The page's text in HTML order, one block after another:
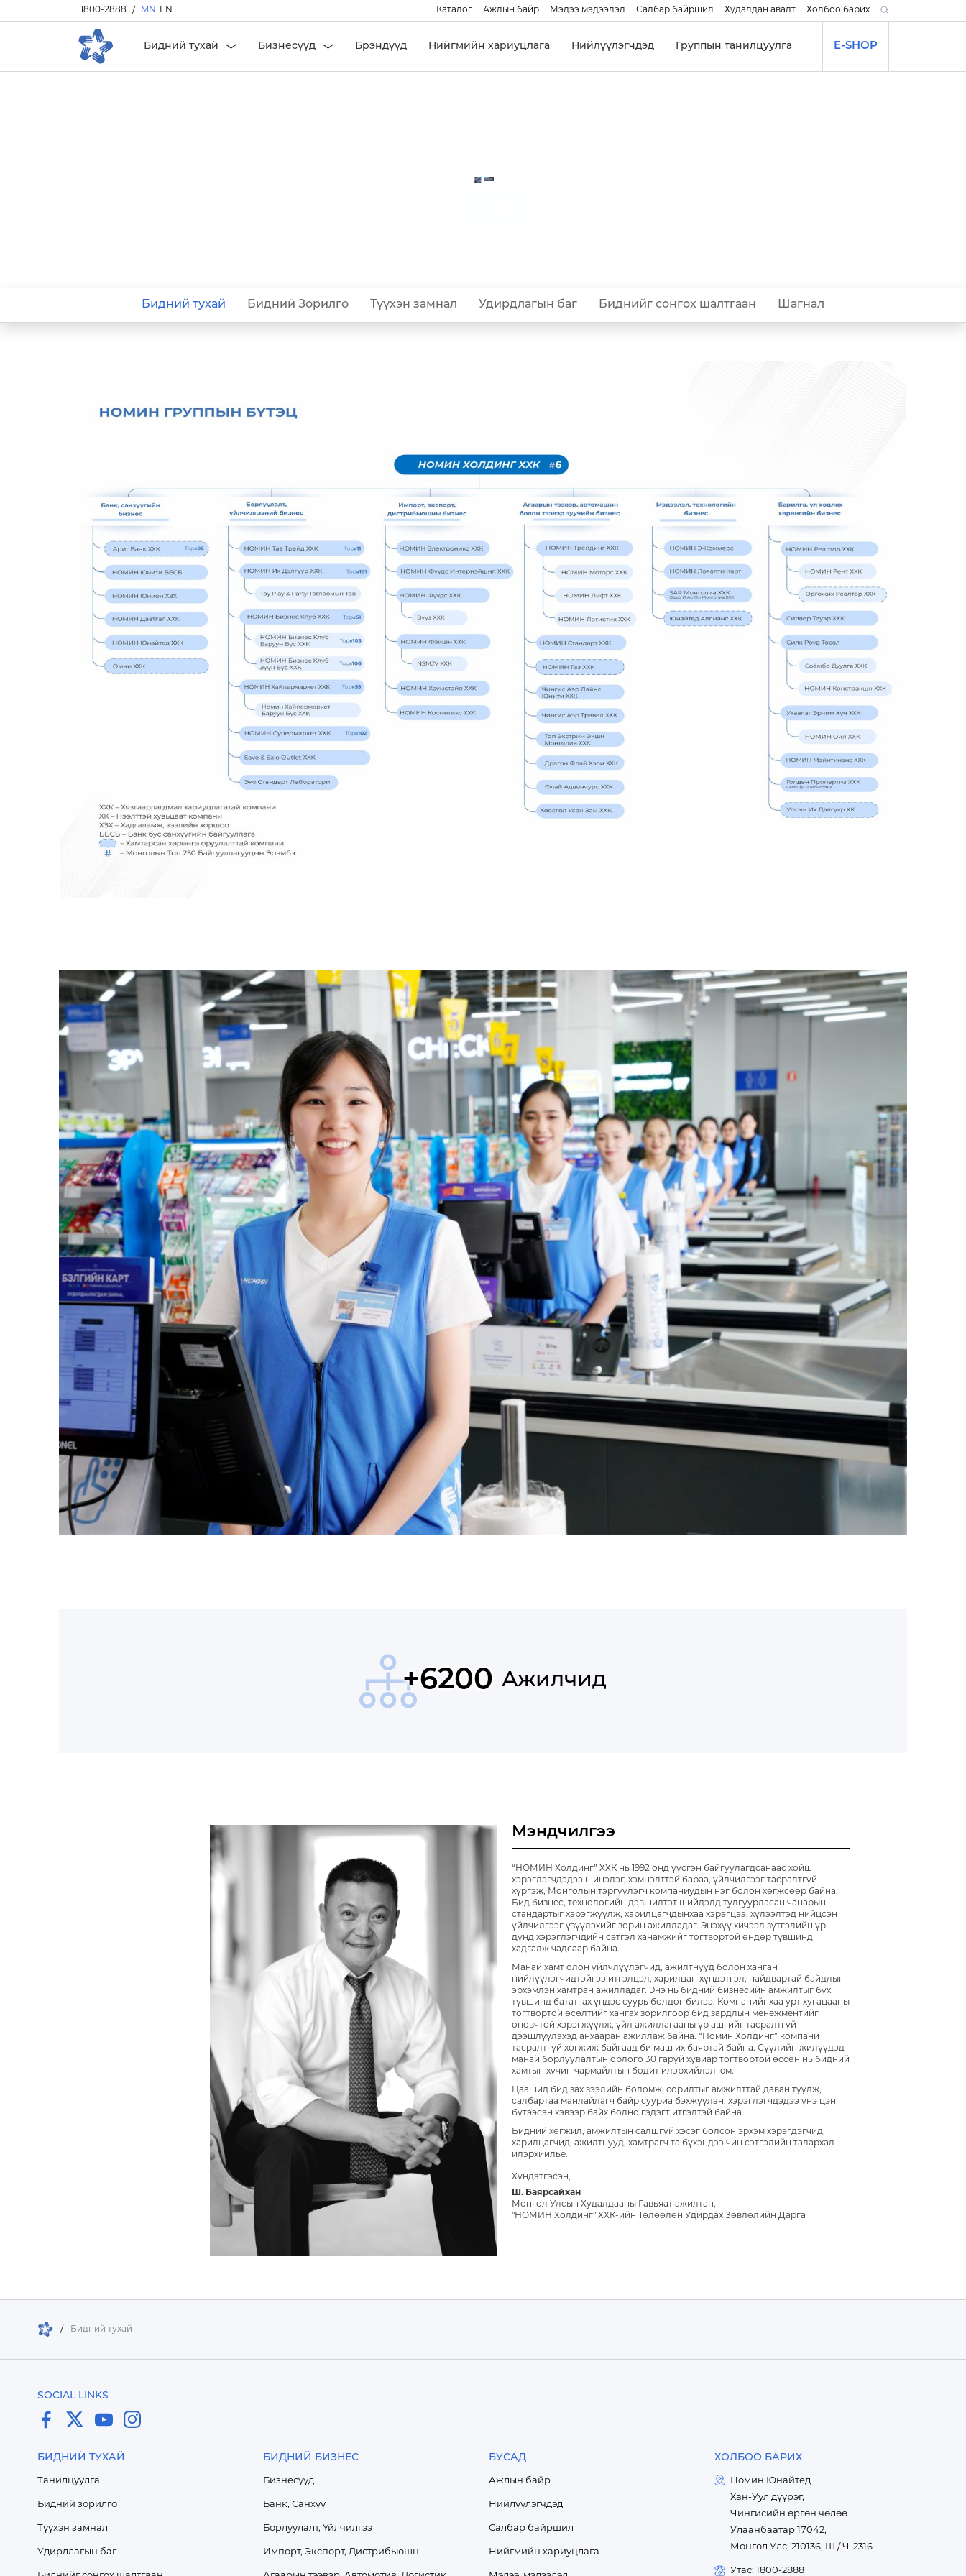
1800-2888 / MN EN Каталог Ажлын байр Мэдээ мэдээлэл Салбар байршил Худалдан авалт Холбоо барих
Бидний тухай Бизнесүүд Брэндүүд Нийгмийн хариуцлага Нийлүүлэгчдэд Группын танилцуулга E-SHOP
Танилцуулга
Бидний тухай Бидний Зорилго Түүхэн замнал Удирдлагын баг Биднийг сонгох шалтгаан Шагнал
+260 Импортын брэндүүд
Мэндчилгээ
“НОМИН Холдинг” ХХК нь 1992 онд үүсгэн байгуулагдсанаас хойш
хэрэглэгчдэдээ шинэлэг, хэмнэлттэй бараа, үйлчилгээг тасралтгүй
хүргэж, Монголын тэргүүлэгч компаниудын нэг болон хөгжсөөр байна.
Бид бизнес, технологийн дэвшилтэт шийдэлд тулгуурласан чанарын
стандартыг хэрэгжүүлж, харилцагчдынхаа хэрэгцээ, хүлээлтэд нийцсэн
үйлчилгээг үзүүлэхийг зорин ажилладаг. Энэхүү хичээл зүтгэлийн үр
дүнд хэрэглэгчдийн сэтгэл ханамжийг тогтвортой өндөр түвшинд
хадгалж чадсаар байна.
Манай хамт олон үйлчлүүлэгчид, ажилтнууд болон ханган
нийлүүлэгчидтэйгээ итгэлцэл, харилцан хүндэтгэл, найдвартай байдлыг
эрхэмлэн хамтран ажилладаг. Энэ нь бидний бизнесийн амжилтыг бүх
түвшинд бататгах үндэс суурь болдог билээ. Компанийнхаа урт хугацааны
тогтвортой өсөлтийг хангах зорилгоор бид зардлын менежментийг
оновчтой хэрэгжүүлж, үйл ажиллагааны үр ашгийг тасралтгүй
дээшлүүлэхэд анхааран ажиллаж байна. “Номин Холдинг” компани
тасралтгүй хөгжиж байгаад би маш их баяртай байна. Сүүлийн жилүүдэд
манай борлуулалтын орлого 30 гаруй хувиар тогтвортой өссөн нь бидний
хамтын хүчин чармайлтын бодит илэрхийлэл юм.
Цаашид бид зах зээлийн боломж, сорилтыг амжилттай даван туулж,
салбартаа манлайлагч байр сууриа бэхжүүлэн, хэрэглэгчдэдээ үнэ цэн
бүтээсэн хэвээр байх болно гэдэгт итгэлтэй байна.
Бидний хөгжил, амжилтын салшгүй хэсэг болсон эрхэм хэрэгдэгчид,
харилцагчид, ажилтнууд, хамтрагч та бүхэндээ чин сэтгэлийн талархал
илэрхийлье.
Хүндэтгэсэн,
Ш. Баярсайхан
Монгол Улсын Худалдааны Гавьяат ажилтан,
"НОМИН Холдинг" ХХК-ийн Төлөөлөн Удирдах Зөвлөлийн Дарга
/ Бидний тухай
SOCIAL LINKS
БИДНИЙ ТУХАЙ
Танилцуулга
Бидний зорилго
Түүхэн замнал
Удирдлагын баг
БИДНИЙ БИЗНЕС
Бизнесүүд
Банк, Санхүү
Борлуулалт, Үйлчилгээ
Импорт, Экспорт, Дистрибьюшн
БУСАД
Ажлын байр
Нийлүүлэгчдэд
Салбар байршил
Нийгмийн хариуцлага
ХОЛБОО БАРИХ
Номин Юнайтед
Хан-Уул дүүрэг,
Чингисийн өргөн чөлөө
Улаанбаатар 17042,
Монгол Улс, 210136, Ш / Ч-2316
Утас: 1800-2888